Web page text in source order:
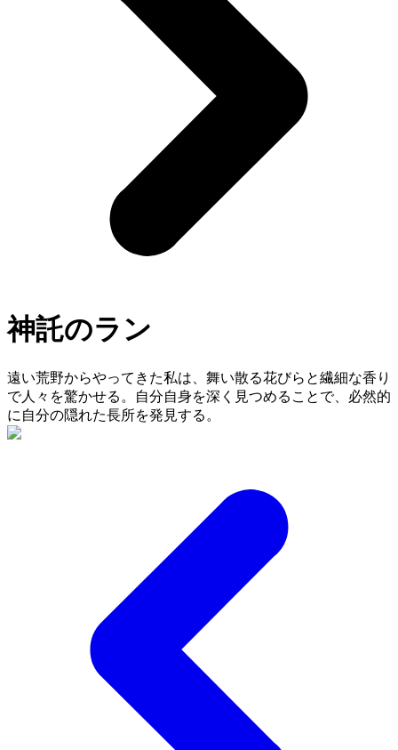
神託のラン
遠い荒野からやってきた私は、舞い散る花びらと繊細な香り
で人々を驚かせる。自分自身を深く見つめることで、必然的
に自分の隠れた長所を発見する。